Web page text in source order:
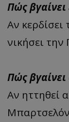
Πώς
Αν κερδίσει
νικήσει την
Πώς
Αν ηττηθεί